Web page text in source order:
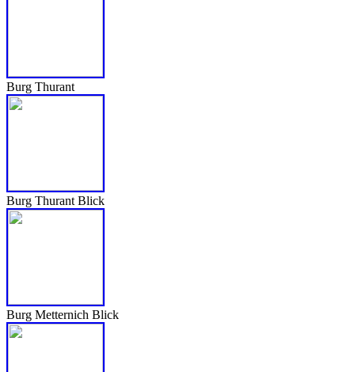
Burg Thurant
Burg Thurant Blick
Burg Metternich Blick